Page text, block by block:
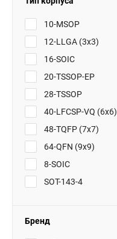
10-MSOP
12-LLGA (3x3)
16-SOIC
20-TSSOP-EP
28-TSSOP
40-LFCSP-VQ (6x6)
48-TQFP (7x7)
64-QFN (9x9)
8-SOIC
SOT-143-4
Бренд